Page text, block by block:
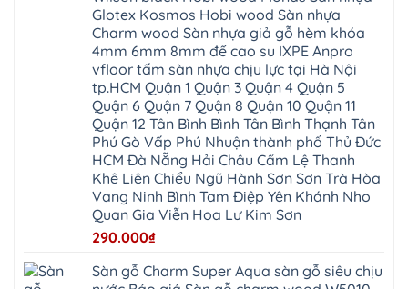
Đổng
Phòng
Đông
Phúc
Thịnh
Thiên
Quảng
Thanh
Hưng
Minh
Hưng
Nghệ
Thiên
Thanh
Hồng
Phúc
Hưng
Hưng
Đông
Quảng
Dương
Nghĩa
Lương
Hưng
Xuyên
Phượng
Chuyên
Xuyên
Nẵng
Thanh
Hưng
Glotex Kosmos Hobi wood Sàn nhựa
Charm wood Sàn nhựa giả gỗ hèm khóa
4mm 6mm 8mm đế cao su IXPE Anpro
vfloor tấm sàn nhựa chịu lực tại Hà Nội
tp.HCM Quận 1 Quận 3 Quận 4 Quận 5
Quận 6 Quận 7 Quận 8 Quận 10 Quận 11
Quận 12 Tân Bình Bình Tân Bình Thạnh Tân
Phú Gò Vấp Phú Nhuận thành phố Thủ Đức
HCM Đà Nẵng Hải Châu Cẩm Lệ Thanh
Khê Liên Chiểu Ngũ Hành Sơn Sơn Trà Hòa
Vang Ninh Bình Tam Điệp Yên Khánh Nho
Quan Gia Viễn Hoa Lư Kim Sơn
290.000₫
Sàn gỗ Charm Super Aqua sàn gỗ siêu chịu